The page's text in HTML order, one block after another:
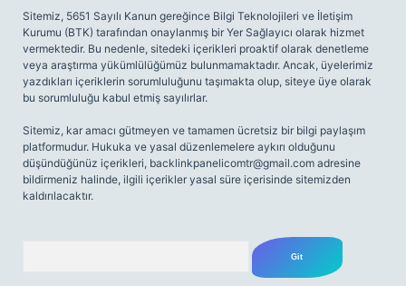
Sitemiz, 5651 Sayılı Kanun gereğince Bilgi Teknolojileri ve İletişim
Kurumu (BTK) tarafından onaylanmış bir Yer Sağlayıcı olarak hizmet
vermektedir. Bu nedenle, sitedeki içerikleri proaktif olarak denetleme
veya araştırma yükümlülüğümüz bulunmamaktadır. Ancak, üyelerimiz
yazdıkları içeriklerin sorumluluğunu taşımakta olup, siteye üye olarak
bu sorumluluğu kabul etmiş sayılırlar.
Sitemiz, kar amacı gütmeyen ve tamamen ücretsiz bir bilgi paylaşım
platformudur. Hukuka ve yasal düzenlemelere aykırı olduğunu
düşündüğünüz içerikleri, backlinkpanelicomtr@gmail.com adresine
bildirmeniz halinde, ilgili içerikler yasal süre içerisinde sitemizden
kaldırılacaktır.